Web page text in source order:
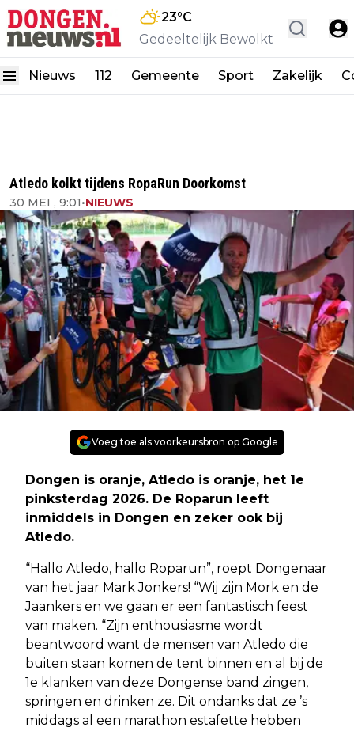
23°C
Gedeeltelijk Bewolkt
Nieuws 112 Gemeente Sport Zakelijk
Atledo kolkt tijdens RopaRun Doorkomst
30 MEI , 9:01•NIEUWS
Voeg toe als voorkeursbron op Google
Dongen is oranje, Atledo is oranje, het 1e
pinksterdag 2026. De Roparun leeft
inmiddels in Dongen en zeker ook bij
Atledo.
“Hallo Atledo, hallo Roparun”, roept Dongenaar
van het jaar Mark Jonkers! “Wij zijn Mork en de
Jaankers en we gaan er een fantastisch feest
van maken. “Zijn enthousiasme wordt
beantwoord want de mensen van Atledo die
buiten staan komen de tent binnen en al bij de
1e klanken van deze Dongense band zingen,
springen en drinken ze. Dit ondanks dat ze ’s
middags al een marathon estafette hebben